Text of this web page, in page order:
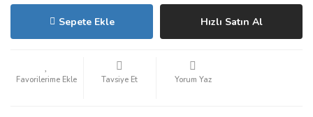
Sepete Ekle Hızlı Satın Al
Tavsiye Et Yorum Yaz